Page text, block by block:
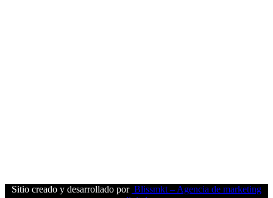
Sitio creado y desarrollado por Blissmkt – Agencia de marketing